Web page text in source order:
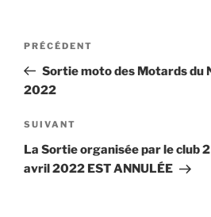
Navigation
l’article
Article
précédent
PRÉCÉDENT
Sortie moto des Motards du
2022
Article
suivant
SUIVANT
La Sortie organisée par le club 2
avril 2022 EST ANNULÉE